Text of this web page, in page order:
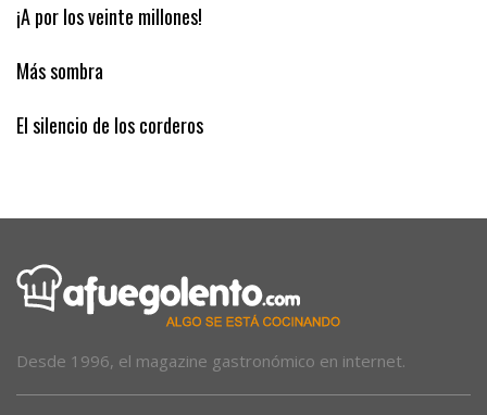
¡A por los veinte millones!
Más sombra
El silencio de los corderos
Desde 1996, el magazine gastronómico en internet.